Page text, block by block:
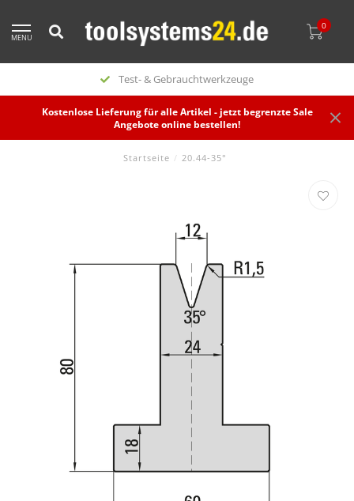
MENU
0
Test- & Gebrauchtwerkzeuge
Kostenlose Lieferung für alle Artikel - jetzt begrenzte Sale
Angebote online bestellen!
Startseite / 20.44-35°